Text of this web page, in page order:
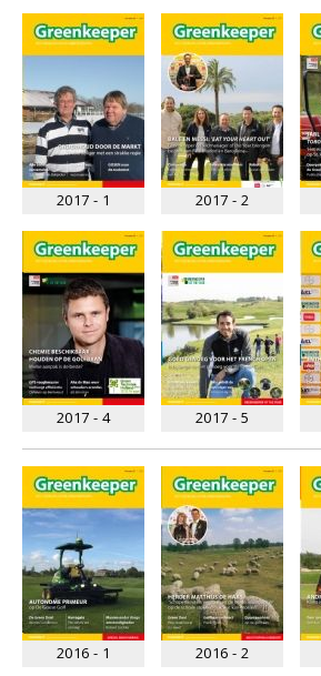
2017 - 1 2017 - 2
2017 - 4 2017 - 5
2016 - 1 2016 - 2